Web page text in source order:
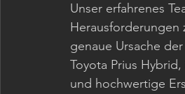
Unser erfahrenes
Herausforderungen
genaue Ursache
Toyota Prius
und hochwertige